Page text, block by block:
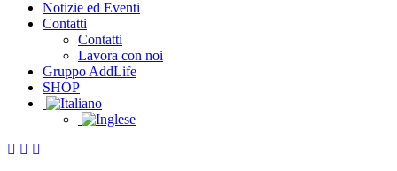
Notizie ed Eventi
Contatti
Contatti
Lavora con noi
Gruppo AddLife
SHOP